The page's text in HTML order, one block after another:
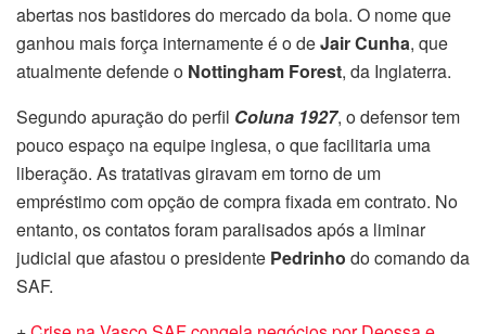
abertas nos bastidores do mercado da bola. O nome que
ganhou mais força internamente é o deJair Cunha, que
atualmente defende o Nottingham Forest, da Inglaterra.
Segundo apuração do perfil Coluna 1927, o defensor tem
pouco espaço na equipe inglesa, o que facilitaria uma
liberação. As tratativas giravam em torno de um
empréstimo com opção de compra fixada em contrato. No
entanto, os contatos foram paralisados após a liminar
judicial que afastou o presidente Pedrinho do comando da
SAF.